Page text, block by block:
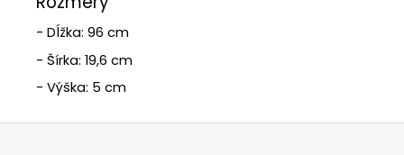
- Dĺžka: 96 cm
- Šírka: 19,6 cm
- Výška: 5 cm